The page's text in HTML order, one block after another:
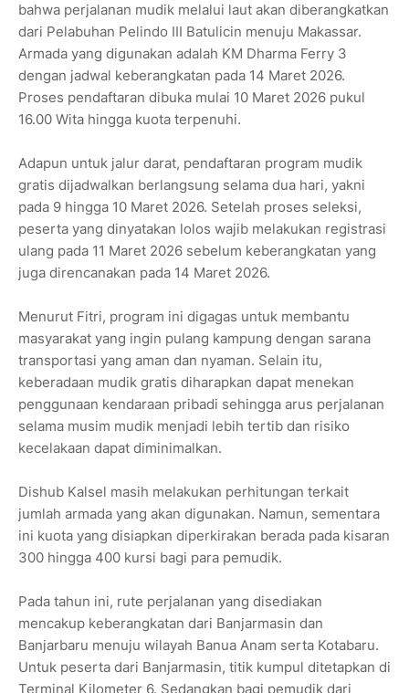
bahwa perjalanan mudik melalui laut akan diberangkatkan
dari Pelabuhan Pelindo III Batulicin menuju Makassar.
Armada yang digunakan adalah KM Dharma Ferry 3
dengan jadwal keberangkatan pada 14 Maret 2026.
Proses pendaftaran dibuka mulai 10 Maret 2026 pukul
16.00 Wita hingga kuota terpenuhi.
Adapun untuk jalur darat, pendaftaran program mudik
gratis dijadwalkan berlangsung selama dua hari, yakni
pada 9 hingga 10 Maret 2026. Setelah proses seleksi,
peserta yang dinyatakan lolos wajib melakukan registrasi
ulang pada 11 Maret 2026 sebelum keberangkatan yang
juga direncanakan pada 14 Maret 2026.
Menurut Fitri, program ini digagas untuk membantu
masyarakat yang ingin pulang kampung dengan sarana
transportasi yang aman dan nyaman. Selain itu,
keberadaan mudik gratis diharapkan dapat menekan
penggunaan kendaraan pribadi sehingga arus perjalanan
selama musim mudik menjadi lebih tertib dan risiko
kecelakaan dapat diminimalkan.
Dishub Kalsel masih melakukan perhitungan terkait
jumlah armada yang akan digunakan. Namun, sementara
ini kuota yang disiapkan diperkirakan berada pada kisaran
300 hingga 400 kursi bagi para pemudik.
Pada tahun ini, rute perjalanan yang disediakan
mencakup keberangkatan dari Banjarmasin dan
Banjarbaru menuju wilayah Banua Anam serta Kotabaru.
Untuk peserta dari Banjarmasin, titik kumpul ditetapkan di
Terminal Kilometer 6. Sedangkan bagi pemudik dari